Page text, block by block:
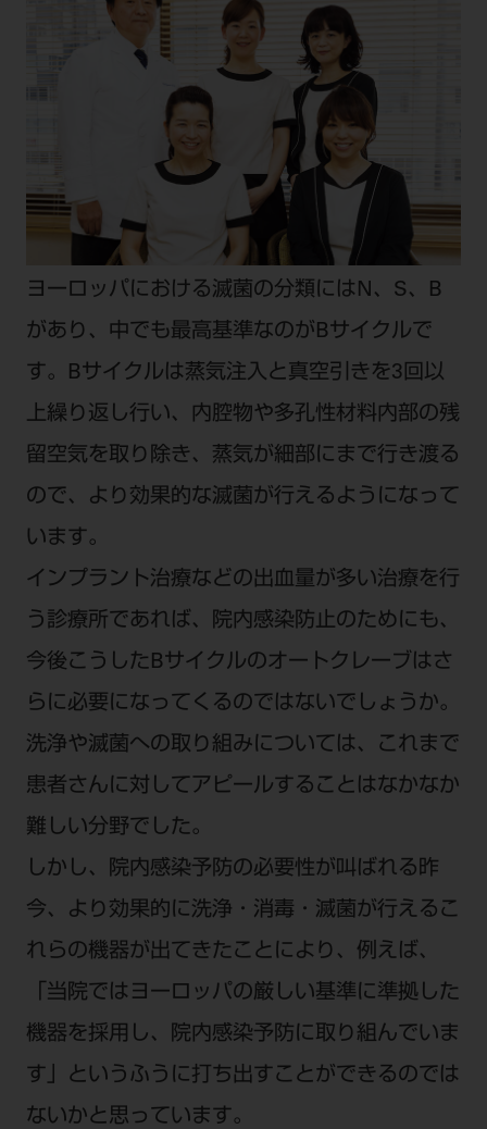
ヨーロッパにおける滅菌の分類にはN、S、B
があり、中でも最高基準なのがBサイクルで
す。Bサイクルは蒸気注入と真空引きを3回以
上繰り返し行い、内腔物や多孔性材料内部の残
留空気を取り除き、蒸気が細部にまで行き渡る
ので、より効果的な滅菌が行えるようになって
います。
インプラント治療などの出血量が多い治療を行
う診療所であれば、院内感染防止のためにも、
今後こうしたBサイクルのオートクレーブはさ
らに必要になってくるのではないでしょうか。
洗浄や滅菌への取り組みについては、これまで
患者さんに対してアピールすることはなかなか
難しい分野でした。
しかし、院内感染予防の必要性が叫ばれる昨
今、より効果的に洗浄・消毒・滅菌が行えるこ
れらの機器が出てきたことにより、例えば、
「当院ではヨーロッパの厳しい基準に準拠した
機器を採用し、院内感染予防に取り組んでいま
す」というふうに打ち出すことができるのでは
ないかと思っています。